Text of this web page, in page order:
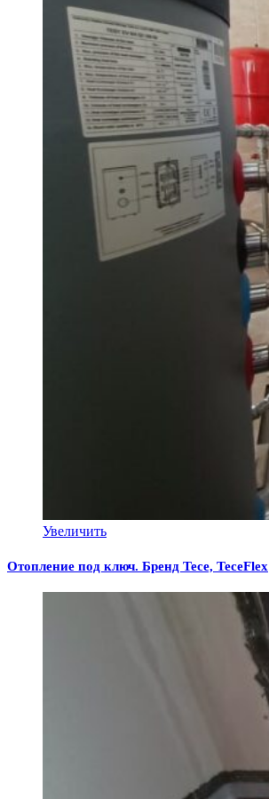
Увеличить
Отопление под ключ. Бренд Tece, TeceFlex